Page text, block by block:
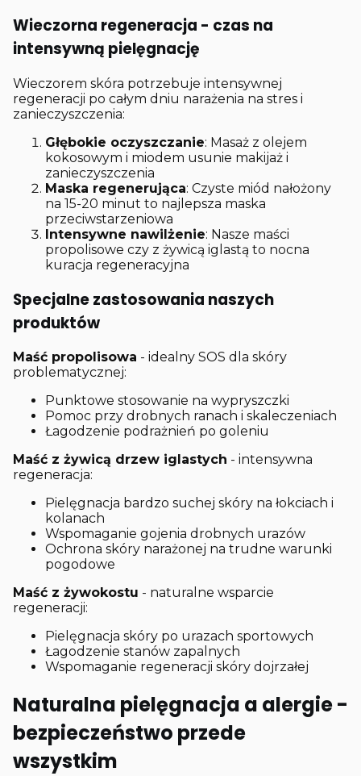
Wieczorna regeneracja - czas na
intensywną pielęgnację
Wieczorem skóra potrzebuje intensywnej
regeneracji po całym dniu narażenia na stres i
zanieczyszczenia:
Głębokie oczyszczanie: Masaż z olejem
kokosowym i miodem usunie makijaż i
zanieczyszczenia
Maska regenerująca: Czyste miód nałożony
na 15-20 minut to najlepsza maska
przeciwstarzeniowa
Intensywne nawilżenie: Nasze maści
propolisowe czy z żywicą iglastą to nocna
kuracja regeneracyjna
Specjalne zastosowania naszych
produktów
Maść propolisowa - idealny SOS dla skóry
problematycznej:
Punktowe stosowanie na wypryszczki
Pomoc przy drobnych ranach i skaleczeniach
Łagodzenie podrażnień po goleniu
Maść z żywicą drzew iglastych - intensywna
regeneracja:
Pielęgnacja bardzo suchej skóry na łokciach i
kolanach
Wspomaganie gojenia drobnych urazów
Ochrona skóry narażonej na trudne warunki
pogodowe
Maść z żywokostu - naturalne wsparcie
regeneracji:
Pielęgnacja skóry po urazach sportowych
Łagodzenie stanów zapalnych
Wspomaganie regeneracji skóry dojrzałej
Naturalna pielęgnacja a alergie -
bezpieczeństwo przede
wszystkim